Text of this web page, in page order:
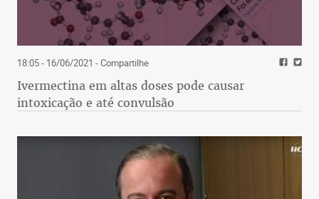
18:05 - 16/06/2021 - Compartilhe
Ivermectina em altas doses pode causar
intoxicação e até convulsão